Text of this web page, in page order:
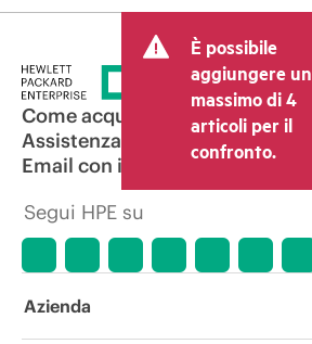
È possibile
aggiungere un
massimo di 4
articoli per il
confronto.
Come acquistare
Assistenza per i prodotti
Email con il commerciale
Segui HPE su
Azienda